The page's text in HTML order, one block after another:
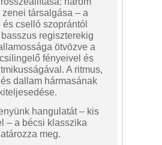
társalgása – a
és cselló szoprántól
regiszterekig
ötvözve a
fényeivel és
A ritmus,
dallam hármasának
kiteljesedése.
hangulatát – kis
– a bécsi klasszika
meg.